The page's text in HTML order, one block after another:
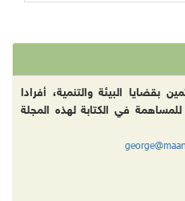
بقضايا البيئة والتنمية، أفرادا
في الكتابة لهذه المجلة